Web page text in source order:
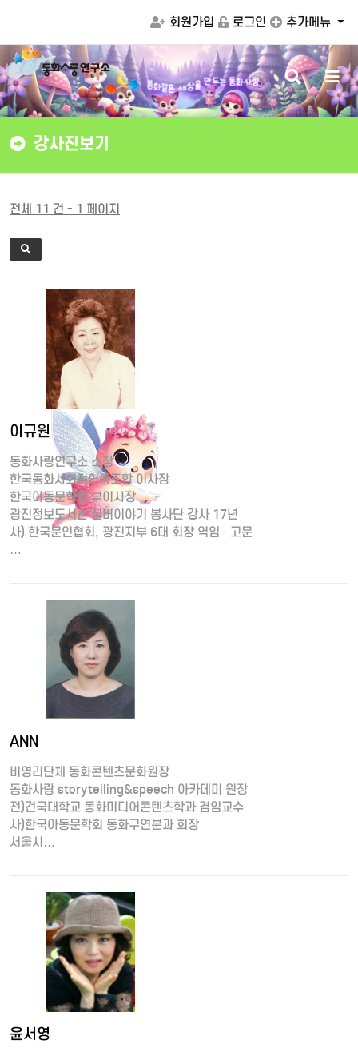
회원가입 로그인 추가메뉴
동화 같은 세상을 만드는 동화사랑 검
색
버
튼
메
뉴
버
튼
강사진보기
전체 11 건 - 1 페이지
이규원
동화사랑연구소 소장
한국동화사회적협동조합 이사장
한국아동문학회 부이사장
광진정보도서관 실버이야기 봉사단 강사 17년
사) 한국문인협회, 광진지부 6대 회장 역임 · 고문
…
ANN
비영리단체 동화콘텐츠문화원장
동화사랑 storytelling&speech 아카데미 원장
전)건국대학교 동화미디어콘텐츠학과 겸임교수
사)한국아동문학회 동화구연분과 회장
서울시…
윤서영